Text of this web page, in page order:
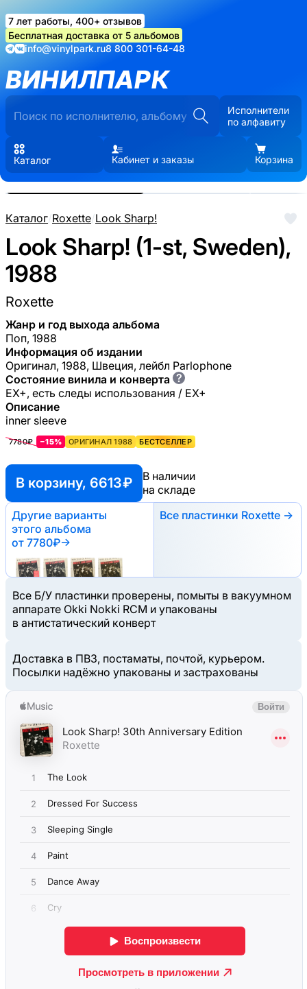
7 лет работы, 400+ отзывов
Бесплатная доставка от 5 альбомов
info@vinylpark.ru8 800 301-64-48
ВИНИЛПАРК
Исполнители
по алфавиту
Каталог Кабинет и заказы Корзина
Каталог/Roxette/Look Sharp!
Look Sharp! (1-st, Sweden),
1988
Roxette
Жанр и год выхода альбома
Поп, 1988
Информация об издании
Оригинал, 1988, Швеция, лейбл Parlophone
Состояние винила и конверта ?
EX+, есть следы использования / EX+
Описание
inner sleeve
7780₽ −15% ОРИГИНАЛ 1988 БЕСТСЕЛЛЕР
В корзину, 6613 ₽
В наличии
на складе
Другие варианты
этого альбома
от 7780₽→
Все пластинки Roxette →
Все Б/У пластинки проверены, помыты в вакуумном
аппарате Okki Nokki RCM и упакованы
в антистатический конверт
Доставка в ПВЗ, постаматы, почтой, курьером.
Посылки надёжно упакованы и застрахованы
Реальные фото пластинки.
Нажмите, чтобы увеличить